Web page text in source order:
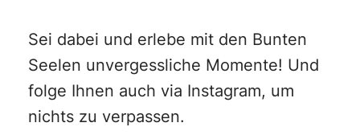
Sei dabei und erlebe mit den Bunten
Seelen unvergessliche Momente! Und
folge Ihnen auch via Instagram, um
nichts zu verpassen.